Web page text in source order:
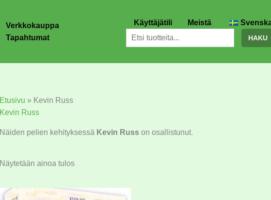
Verkkokauppa
Tapahtumat
Käyttäjätili Meistä
Etsi
HAKU
Etusivu » Kevin Russ
Kevin Russ
Näiden pelien kehityksessä Kevin Russ on osallistunut.
Näytetään ainoa tulos